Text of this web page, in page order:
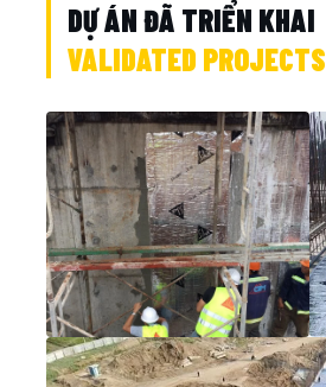
DỰ ÁN ĐÃ TRIỂN KHAI
VALIDATED PROJECTS